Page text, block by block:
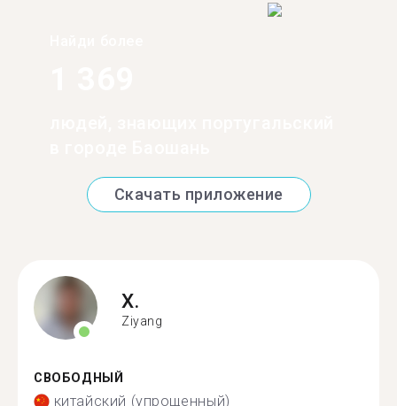
Скачать приложение
X.
Ziyang
СВОБОДНЫЙ
китайский (упрощенный)